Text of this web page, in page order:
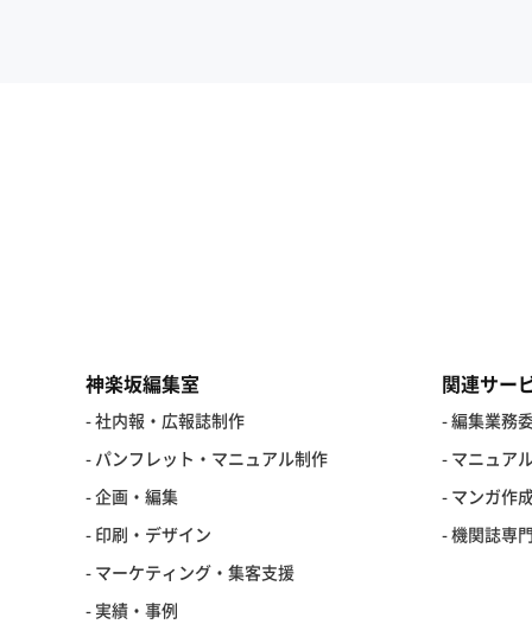
神楽坂編集室
- 社内報・広報誌制作
- パンフレット・マニュアル制作
- 企画・編集
- 印刷・デザイン
- マーケティング・集客支援
- 実績・事例
関連サー
- 編集業務
- マニュア
- マンガ作
- 機関誌専